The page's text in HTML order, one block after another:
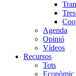
Agenda
Opinió
Vídeos
Recursos
Tots
Econòmic